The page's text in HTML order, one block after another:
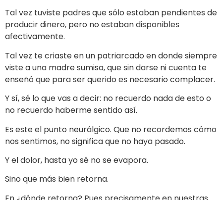
Tal vez tuviste padres que sólo estaban pendientes de
producir dinero, pero no estaban disponibles
afectivamente.
Tal vez te criaste en un patriarcado en donde siempre
viste a una madre sumisa, que sin darse ni cuenta te
enseñó que para ser querido es necesario complacer.
Y sí, sé lo que vas a decir: no recuerdo nada de esto o
no recuerdo haberme sentido así.
Es este el punto neurálgico. Que no recordemos cómo
nos sentimos, no significa que no haya pasado.
Y el dolor, hasta yo sé no se evapora.
Sino que más bien retorna.